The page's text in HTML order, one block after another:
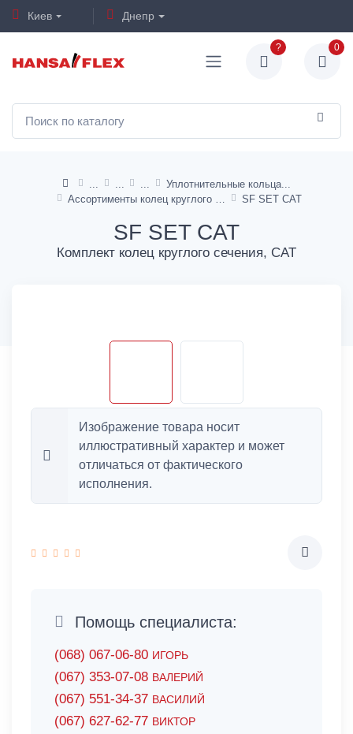
Киев Днепр
? 0
Уплотнительные кольца
SF SET CAT
SF SET CAT
Комплект колец круглого сечения, CAT
Изображение товара носит
иллюстративный характер и может
отличаться от фактического
исполнения.
Помощь специалиста:
(068) 067-06-80 ИГОРЬ
(067) 353-07-08 ВАЛЕРИЙ
(067) 551-34-37 ВАСИЛИЙ
(067) 627-62-77 ВИКТОР